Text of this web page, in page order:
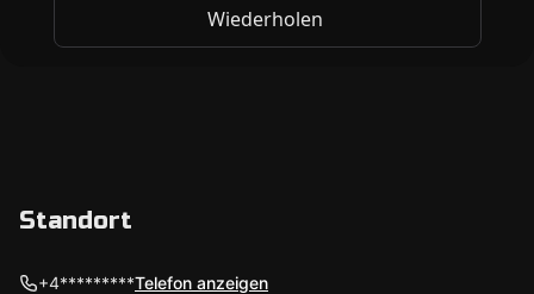
Standort
+4*********Telefon anzeigen